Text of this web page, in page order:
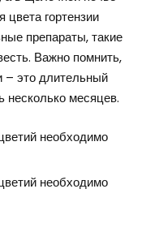
гортензии
препараты, такие
Важно помнить,
– это длительный
несколько месяцев.
необходимо
необходимо